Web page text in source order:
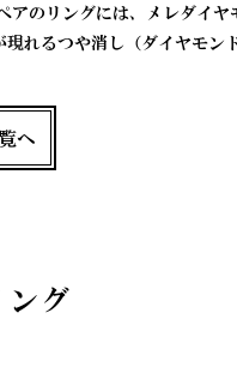
アのリングには、メレダイ
れるつや消し（ダイヤモン
へ
グ